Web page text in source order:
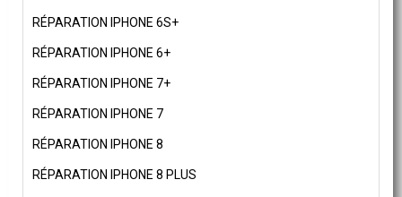
RÉPARATION IPHONE 6S+
RÉPARATION IPHONE 6+
RÉPARATION IPHONE 7+
RÉPARATION IPHONE 7
RÉPARATION IPHONE 8
RÉPARATION IPHONE 8 PLUS